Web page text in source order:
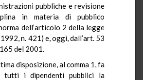
pubbliche e revisione
in materia di pubblico
dell’articolo 2 della legge
n. 421) e, oggi, dall’art. 53
del 2001.
disposizione, al comma 1, fa
tutti i dipendenti pubblici la